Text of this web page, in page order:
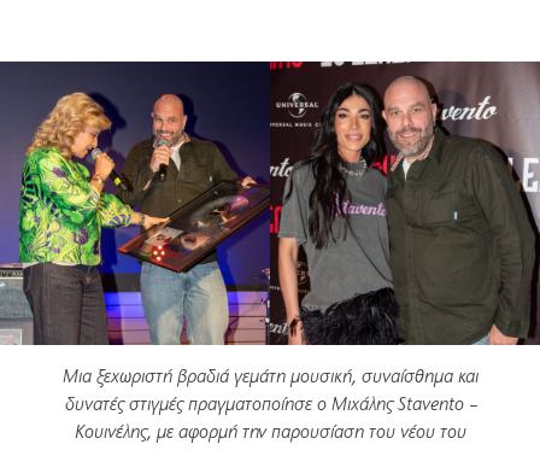
Μια ξεχωριστή βραδιά γεμάτη μουσική, συναίσθημα και
δυνατές στιγμές πραγματοποίησε ο Μιχάλης Stavento –
Κουινέλης, με αφορμή την παρουσίαση του νέου του